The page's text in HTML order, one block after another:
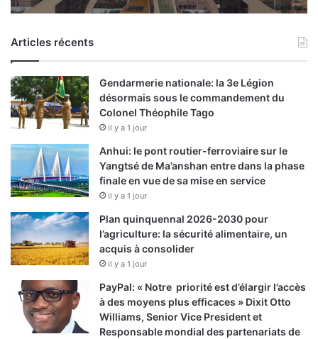
Articles récents
Gendarmerie nationale: la 3e Légion
désormais sous le commandement du
Colonel Théophile Tago
il y a 1 jour
Anhui: le pont routier-ferroviaire sur le
Yangtsé de Ma’anshan entre dans la phase
finale en vue de sa mise en service
il y a 1 jour
Plan quinquennal 2026-2030 pour
l’agriculture: la sécurité alimentaire, un
acquis à consolider
il y a 1 jour
PayPal: « Notre priorité est d’élargir l’accès
à des moyens plus efficaces » Dixit Otto
Williams, Senior Vice President et
Responsable mondial des partenariats de